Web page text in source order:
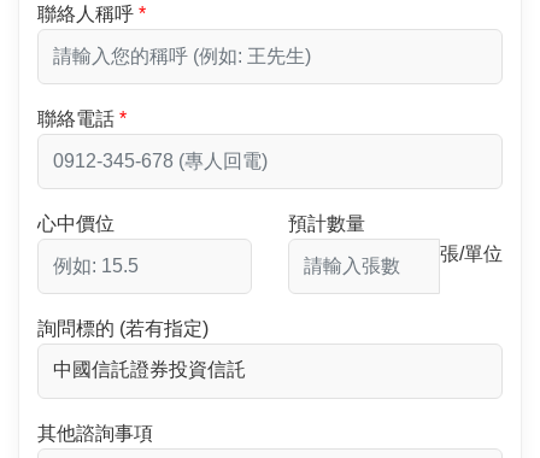
聯絡人稱呼
聯絡電話
心中價位
預計數量
張/單位
詢問標的 (若有指定)
其他諮詢事項